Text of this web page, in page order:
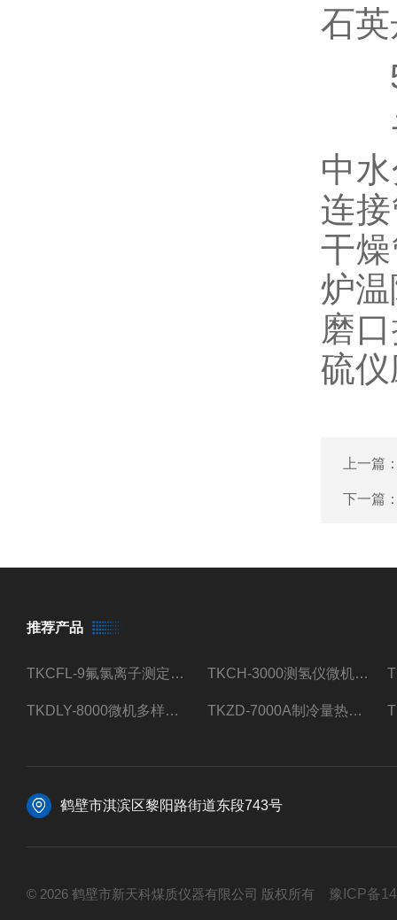
石
5
干
中
连
干
炉
磨
硫
上一篇
下一篇
推荐产品
TKCFL-9氟氯离子测定仪自动煤质检测 TKCH-3000测氢仪微机氢元素测定煤质检测
TKDLY-8000微机多样测硫仪自动定硫仪化验室硫含量测定 TKZD-7000A制冷量热仪自动升降热值仪煤质检测
鹤壁市淇滨区黎阳路街道东段743号
© 2026 鹤壁市新天科煤质仪器有限公司 版权所有 豫ICP备